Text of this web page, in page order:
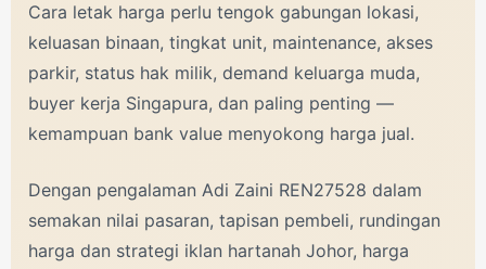
Cara letak harga perlu tengok gabungan lokasi,
keluasan binaan, tingkat unit, maintenance, akses
parkir, status hak milik, demand keluarga muda,
buyer kerja Singapura, dan paling penting —
kemampuan bank value menyokong harga jual.
Dengan pengalaman Adi Zaini REN27528 dalam
semakan nilai pasaran, tapisan pembeli, rundingan
harga dan strategi iklan hartanah Johor, harga